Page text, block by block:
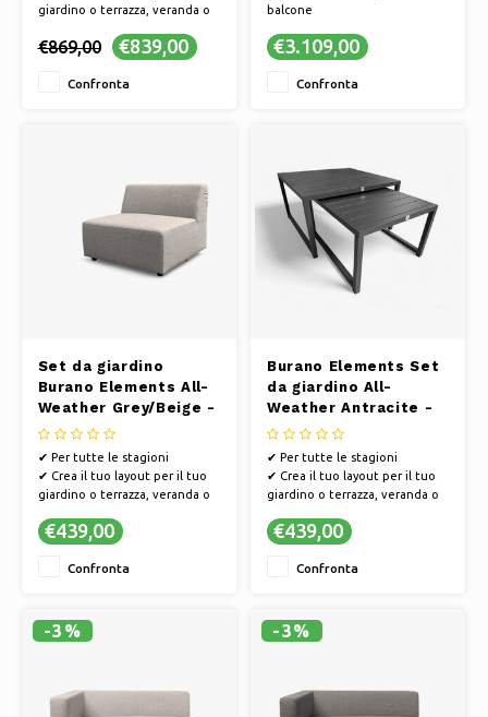
giardino o terrazza, veranda o
✔ Composizione modulare
di facile manutenzione
€869,00 €839,00
Confronta
balcone
✔ Resistente alle intemperie e
✔ Mescola, fai scorrere e
€3.109,00
Confronta
Set da giardino
Burano Elements All-
Weather Grey/Beige -
Sezione intermedia
✔ Per tutte le stagioni
✔ Crea il tuo layout per il tuo
giardino o terrazza, veranda o
✔ Composizione modulare
di facile manutenzione
colori
€439,00
Confronta
Burano Elements Set
da giardino All-
Weather Antracite -
Set tavolini da caffè
Antracite Alluminio
✔ Per tutte le stagioni
✔ Crea il tuo layout per il tuo
giardino o terrazza, veranda o
✔ Composizione modulare
di facile manutenzione
colori
€439,00
Confronta
-3% -3%